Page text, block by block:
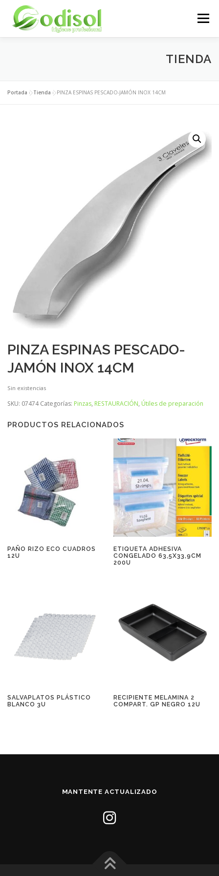
contenido
Menú
ÁREA CLIENTES CONTACTO
TIENDA
Portada »Tienda »PINZA ESPINAS PESCADO-JAMÓN INOX 14CM
PINZA ESPINAS PESCADO-
JAMÓN INOX 14CM
Sin existencias
SKU: 07474 Categorías: Pinzas, RESTAURACIÓN, Útiles de preparación
PRODUCTOS RELACIONADOS
PAÑO RIZO ECO CUADROS
12U
ETIQUETA ADHESIVA
CONGELADO 63,5X33,9CM
200U
SALVAPLATOS PLÁSTICO
BLANCO 3U
RECIPIENTE MELAMINA 2
COMPART. GP NEGRO 12U
MANTENTE ACTUALIZADO